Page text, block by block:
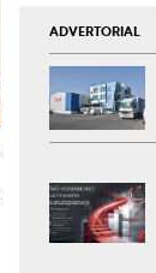
ADVERTORIAL